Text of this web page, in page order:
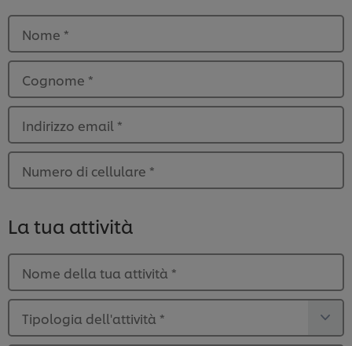
Nome *
Cognome *
Indirizzo email *
Numero di cellulare *
La tua attività
Nome della tua attività *
Tipologia dell'attività *